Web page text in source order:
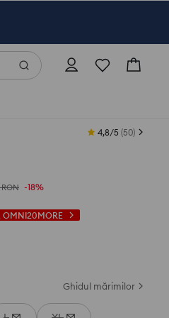
4,8/5 (50)
RON -18%
OMNI20MORE
Ghidul mărimilor